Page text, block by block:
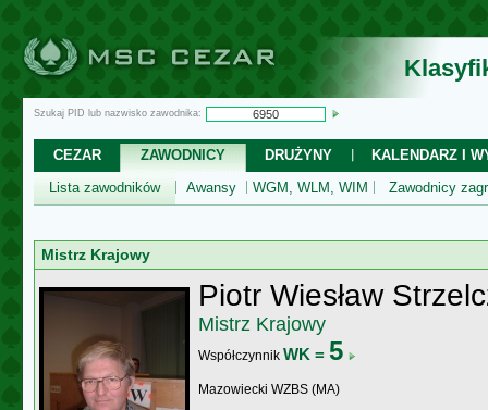
Szukaj PID lub nazwisko zawodnika:
CEZAR ZAWODNICY DRUŻYNY
KALENDARZ I
Lista zawodników
Awansy WGM, WLM, WIM Zawodnicy
Mistrz Krajowy
Piotr Wiesław
Mistrz Krajowy
Współczynnik WK = 5
Mazowiecki WZBS (MA)